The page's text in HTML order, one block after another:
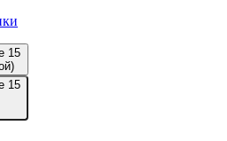
15
15